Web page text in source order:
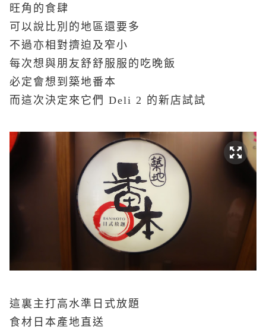
旺角的食肆
可以說比別的地區還要多
不過亦相對擠迫及窄小
每次想與朋友舒舒服服的吃晚飯
必定會想到築地番本
而這次決定來它們 Deli 2 的新店試試
這裏主打高水準日式放題
食材日本產地直送